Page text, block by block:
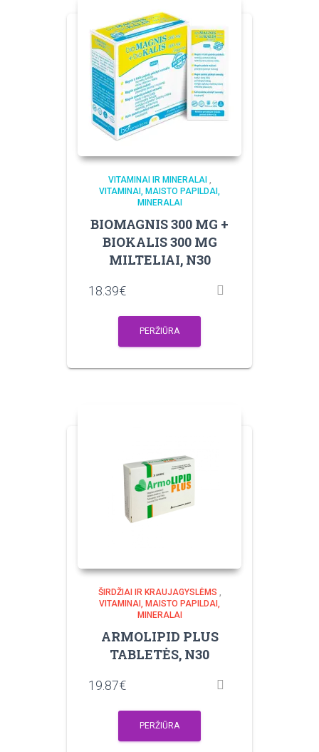
VITAMINAI IR MINERALAI,
VITAMINAI, MAISTO PAPILDAI,
MINERALAI
BIOMAGNIS 300 MG +
BIOKALIS 300 MG
MILTELIAI, N30
18.39€
PERŽIŪRA
ŠIRDŽIAI IR KRAUJAGYSLĖMS
VITAMINAI, MAISTO PAPILDAI,
MINERALAI
ARMOLIPID PLUS
TABLETĖS, N30
19.87€
PERŽIŪRA